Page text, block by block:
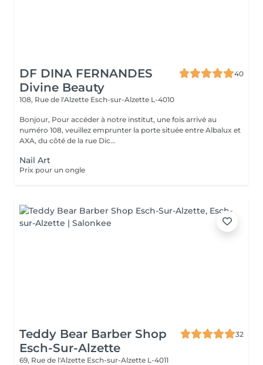
DF DINA FERNANDES
Divine Beauty
40
108, Rue de l'Alzette Esch-sur-Alzette L-4010
Bonjour, Pour accéder à notre institut, une fois arrivé au
numéro 108, veuillez emprunter la porte située entre Albalux et
AXA, du côté de la rue Dic...
Nail Art
Prix pour un ongle
Teddy Bear Barber Shop
Esch-Sur-Alzette
32
69, Rue de l'Alzette Esch-sur-Alzette L-4011